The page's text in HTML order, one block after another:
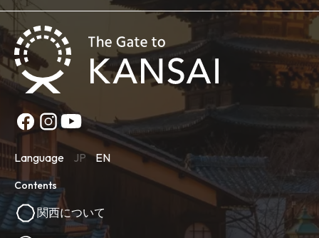
Language JP EN
Contents
関西について